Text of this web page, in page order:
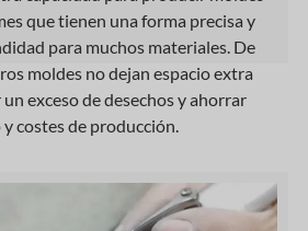
que tienen una forma precisa y
para muchos materiales. De
moldes no dejan espacio extra
exceso de desechos y ahorrar
costes de producción.